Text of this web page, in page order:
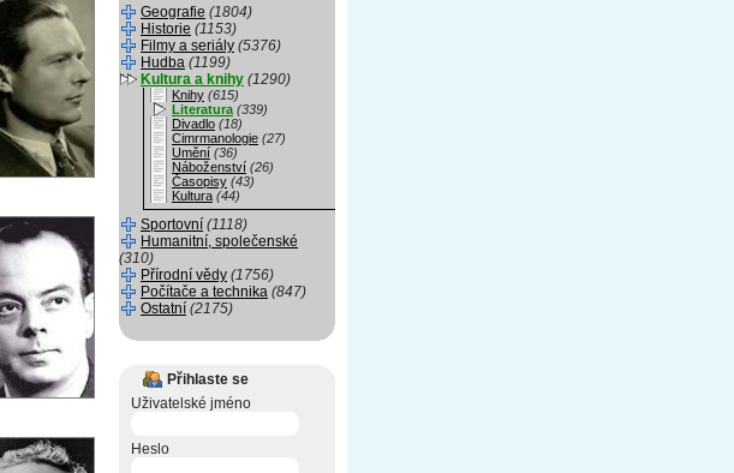
Geografie (1804)
Historie (1153)
Filmy a seriály (5376)
Hudba (1199)
Kultura a knihy (1290)
Knihy (615)
Literatura (339)
Divadlo (18)
Cimrmanologie (27)
Umění (36)
Náboženství (26)
Časopisy (43)
Kultura (44)
Sportovní (1118)
Humanitní, společenské
(310)
Přírodní vědy (1756)
Počítače a technika (847)
Ostatní (2175)
Přihlaste se
Uživatelské jméno
Heslo